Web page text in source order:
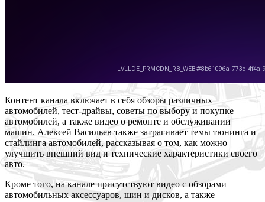
Контент канала включает в себя обзоры различных
автомобилей, тест-драйвы, советы по выбору и покупке
автомобилей, а также видео о ремонте и обслуживании
машин. Алексей Васильев также затрагивает темы тюнинга и
стайлинга автомобилей, рассказывая о том, как можно
улучшить внешний вид и технические характеристики своего
авто.
Кроме того, на канале присутствуют видео с обзорами
автомобильных аксессуаров, шин и дисков, а также